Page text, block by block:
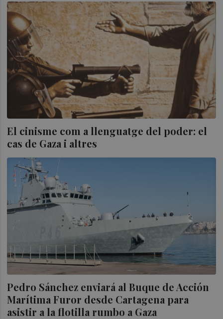
El cinisme com a llenguatge del poder: el
cas de Gaza i altres
Pedro Sánchez enviará al Buque de Acción
Marítima Furor desde Cartagena para
asistir a la flotilla rumbo a Gaza